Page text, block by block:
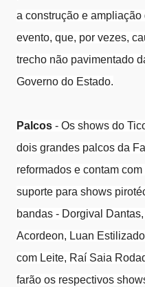
a construção e
evento, que, por vezes,
trecho não pavimentado
Governo do Estado.
Palcos - Os shows do
dois grandes palcos da
reformados e contam
suporte para shows
bandas - Dorgival
Acordeon, Luan
com Leite, Raí Saia
farão os respectivos